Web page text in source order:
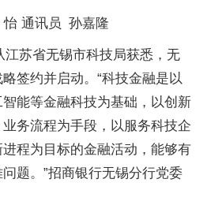
通讯员 孙嘉隆
苏省无锡市科技局获悉，无
签约并启动。“科技金融是以
能等金融科技为基础，以创新
务流程为手段，以服务科技企
程为目标的金融活动，能够有
题。”招商银行无锡分行党委